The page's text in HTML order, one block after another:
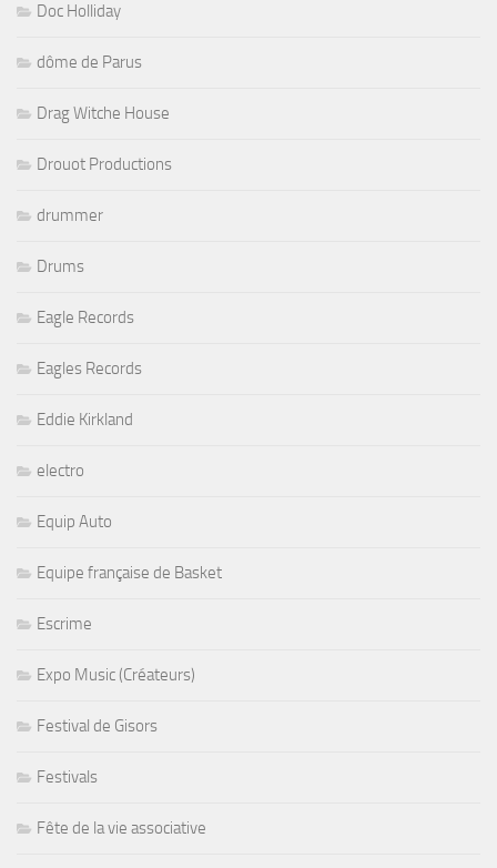
Doc Holliday
dôme de Parus
Drag Witche House
Drouot Productions
drummer
Drums
Eagle Records
Eagles Records
Eddie Kirkland
electro
Equip Auto
Equipe française de Basket
Escrime
Expo Music (Créateurs)
Festival de Gisors
Festivals
Fête de la vie associative